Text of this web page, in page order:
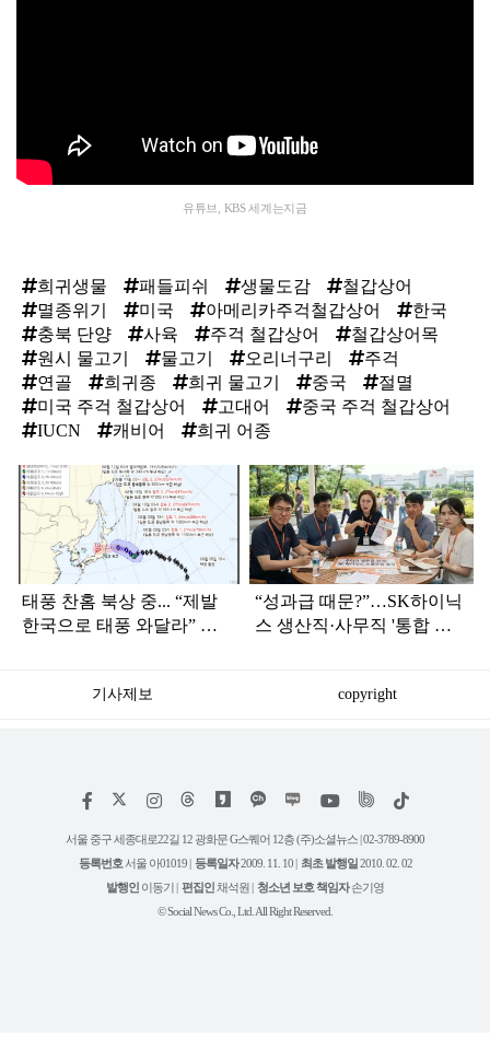
유튜브, KBS 세계는지금
희귀생물 패들피쉬 생물도감
철갑상어
멸종위기
미국 아메리카주걱철갑상어
한국
충북 단양
사육 주걱 철갑상어
철갑상어목
원시 물고기
물고기 오리너구리
주걱
연골
희귀종 희귀 물고기 중국
절멸
미국 주걱 철갑상어
고대어
중국 주걱 철갑상어
IUCN
캐비어 희귀 어종
탑
라
인
태풍 찬홈 북상 중... “제발
한국으로 태풍 와달라” 말
“성과급 때문?”…SK하이닉
스 생산직·사무직 '통합 노
기사제보 copyright
페
스
인
타
램
위
트
유
튜
틱
서울 중구 세종대로22길 12 광화문 G스퀘어 12층 (주)소셜뉴스 | 02-3789-8900
등록번호 서울 아01019 | 등록일자2009. 11. 10 | 최초 발행일2010. 02. 02
발행인 이동기 | 편집인채석원 | 청소년 보호 책임자손기영
© Social News Co., Ltd. All Right Reserved.